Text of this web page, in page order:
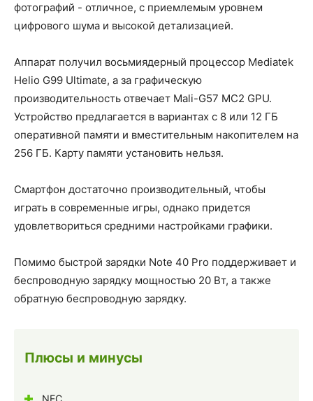
фотографий - отличное, с приемлемым уровнем
цифрового шума и высокой детализацией.
Аппарат получил восьмиядерный процессор Mediatek
Helio G99 Ultimate, а за графическую
производительность отвечает Mali-G57 MC2 GPU.
Устройство предлагается в вариантах с 8 или 12 ГБ
оперативной памяти и вместительным накопителем на
256 ГБ. Карту памяти установить нельзя.
Смартфон достаточно производительный, чтобы
играть в современные игры, однако придется
удовлетвориться средними настройками графики.
Помимо быстрой зарядки Note 40 Pro поддерживает и
беспроводную зарядку мощностью 20 Вт, а также
обратную беспроводную зарядку.
Плюсы и минусы